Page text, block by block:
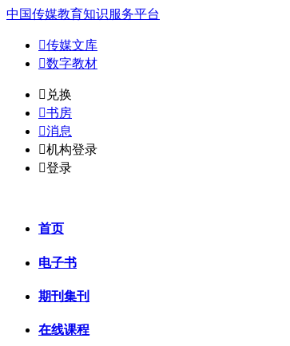
中国传媒教育知识服务平台
传媒文库
数字教材
𐈈 兑换
书房
消息
机构登录
登录
首页
电子书
期刊集刊
在线课程